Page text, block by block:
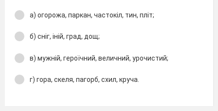
а) огорожа, паркан, частокіл, тин, пліт;
б) сніг, іній, град, дощ;
в) мужній, героїчний, величний, урочистий;
г) гора, скеля, пагорб, схил, круча.